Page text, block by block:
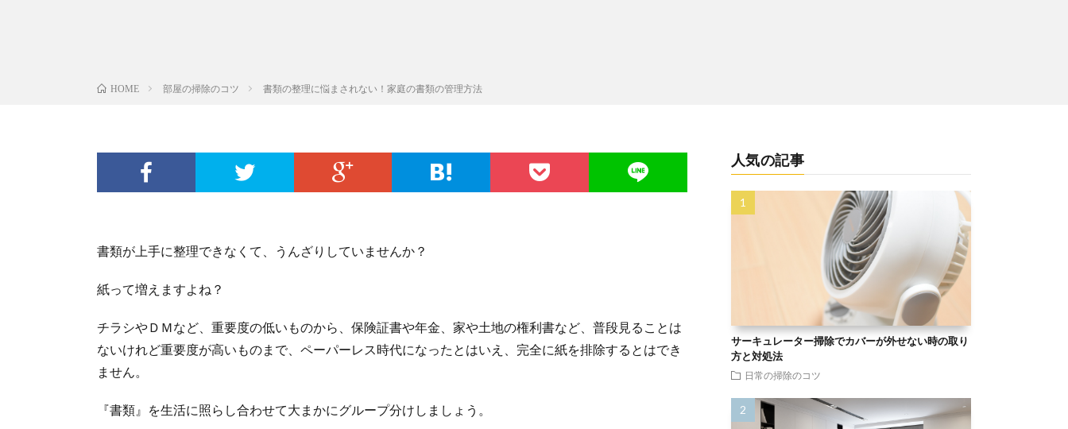
HOME 部屋の掃除のコツ 書類の整理に悩まされない！家庭の書類の管理方法
書類が上手に整理できなくて、うんざりしていませんか？
紙って増えますよね？
チラシやＤＭなど、重要度の低いものから、保険証書や年金、家や土地の権利書など、普段見ることは
ないけれど重要度が高いものまで、ペーパーレス時代になったとはいえ、完全に紙を排除するとはでき
ません。
『書類』を生活に照らし合わせて大まかにグループ分けしましょう。
人気の記事
サーキュレーター掃除でカバーが外せない時の取り
方と対処法
日常の掃除のコツ